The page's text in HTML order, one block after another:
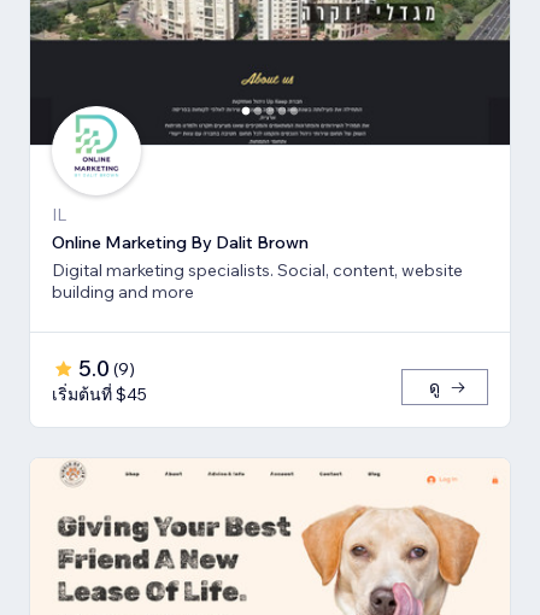
IL
Online Marketing By Dalit Brown
Digital marketing specialists. Social, content, website
building and more
5.0 (9)
เริ่มต้นที่ $45
ดู